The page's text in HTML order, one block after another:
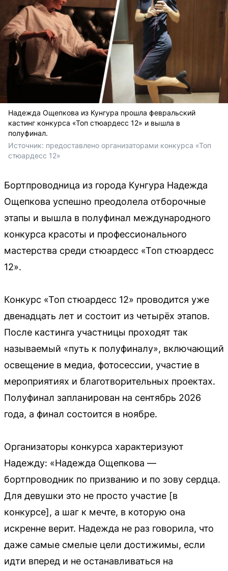
Надежда Ощепкова из Кунгура прошла февральский
кастинг конкурса «Топ стюардесс 12» и вышла в
полуфинал.
Источник: предоставлено организаторами конкурса «Топ
стюардесс 12»
Бортпроводница из города Кунгура Надежда
Ощепкова успешно преодолела отборочные
этапы и вышла в полуфинал международного
конкурса красоты и профессионального
мастерства среди стюардесс «Топ стюардесс
12».
Конкурс «Топ стюардесс 12» проводится уже
двенадцать лет и состоит из четырёх этапов.
После кастинга участницы проходят так
называемый «путь к полуфиналу», включающий
освещение в медиа, фотосессии, участие в
мероприятиях и благотворительных проектах.
Полуфинал запланирован на сентябрь 2026
года, а финал состоится в ноябре.
Организаторы конкурса характеризуют
Надежду: «Надежда Ощепкова —
бортпроводник по призванию и по зову сердца.
Для девушки это не просто участие [в
конкурсе], а шаг к мечте, в которую она
искренне верит. Надежда не раз говорила, что
даже самые смелые цели достижимы, если
идти вперед и не останавливаться на